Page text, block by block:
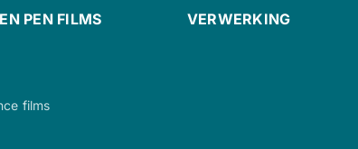
PEN FILMS
films
VERWERKING